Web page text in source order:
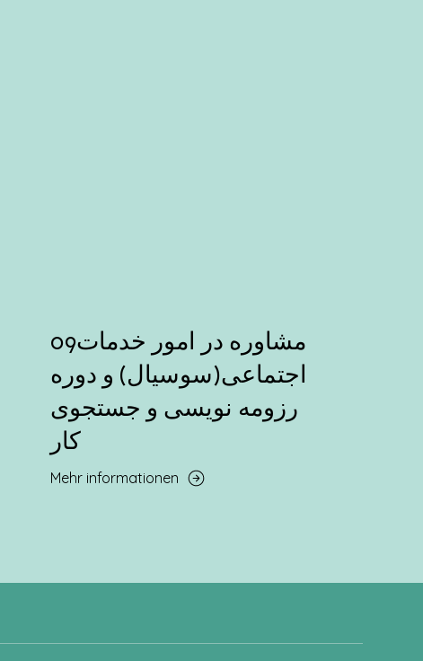
09مشاوره در امور خدمات
اجتماعی(سوسیال) و دوره
رزومه نویسی و جستجوی
کار
Mehr informationen